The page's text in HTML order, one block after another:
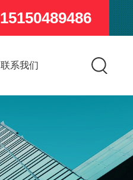
15150489486
联系我们